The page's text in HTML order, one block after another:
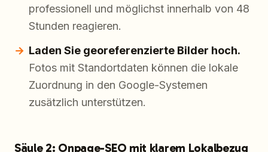
professionell und möglichst innerhalb von 48
Stunden reagieren.
Laden Sie georeferenzierte Bilder hoch.
Fotos mit Standortdaten können die lokale
Zuordnung in den Google-Systemen
zusätzlich unterstützen.
Säule 2: Onpage-SEO mit klarem Lokalbezug